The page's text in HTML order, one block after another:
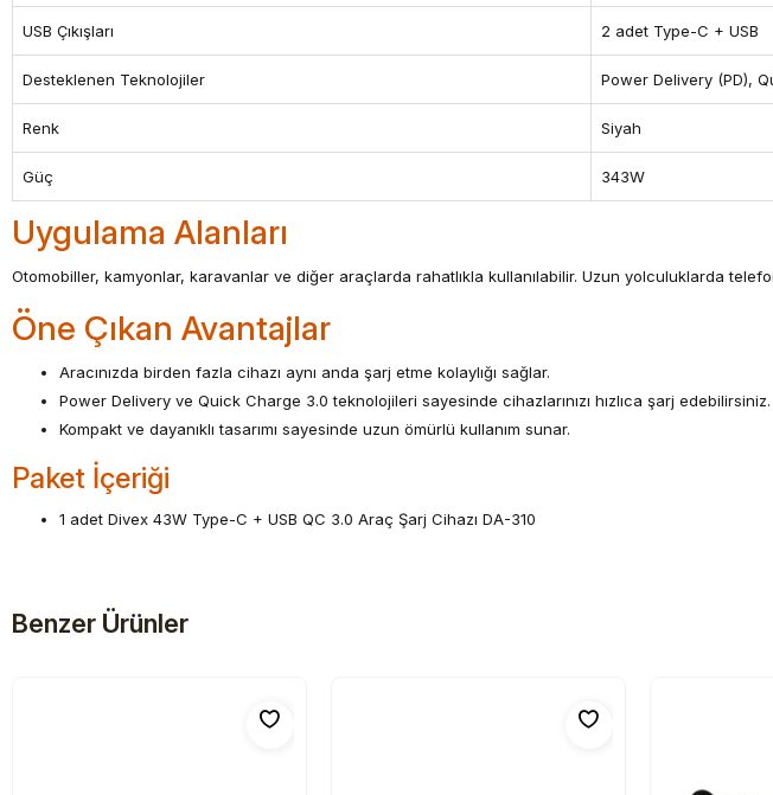
USB Çıkışları 2 adet Type-C + USB
Desteklenen Teknolojiler Power Delivery (PD),
Renk Siyah
Güç 343W
Uygulama Alanları
Otomobiller, kamyonlar, karavanlar ve diğer araçlarda rahatlıkla kullanılabilir. Uzun yolculuklarda
Öne Çıkan Avantajlar
Aracınızda birden fazla cihazı aynı anda şarj etme kolaylığı sağlar.
Power Delivery ve Quick Charge 3.0 teknolojileri sayesinde cihazlarınızı hızlıca şarj edebilirsiniz.
Kompakt ve dayanıklı tasarımı sayesinde uzun ömürlü kullanım sunar.
Paket İçeriği
1 adet Divex 43W Type-C + USB QC 3.0 Araç Şarj Cihazı DA-310
Benzer Ürünler